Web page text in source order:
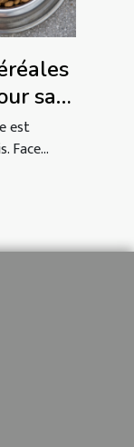
sa
est
Face...